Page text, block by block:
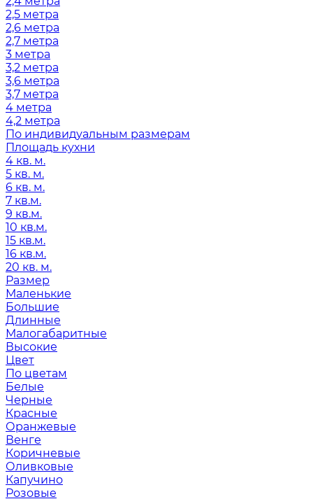
2,5 метра
2,6 метра
2,7 метра
3 метра
3,2 метра
3,6 метра
3,7 метра
4 метра
4,2 метра
По индивидуальным размерам
Площадь кухни
4 кв. м.
5 кв. м.
6 кв. м.
7 кв.м.
9 кв.м.
10 кв.м.
15 кв.м.
16 кв.м.
20 кв. м.
Размер
Маленькие
Большие
Длинные
Малогабаритные
Высокие
Цвет
По цветам
Белые
Черные
Красные
Оранжевые
Венге
Коричневые
Оливковые
Капучино
Розовые